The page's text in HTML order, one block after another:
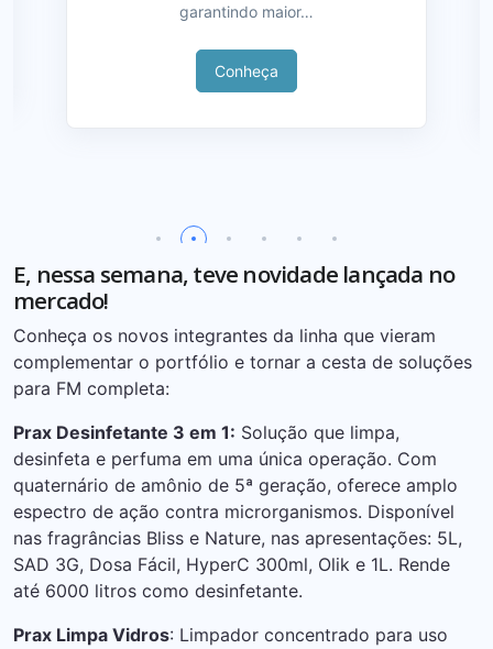
garantindo maior…
Conheça
E, nessa semana, teve novidade lançada no
mercado!
Conheça os novos integrantes da linha que vieram
complementar o portfólio e tornar a cesta de soluções
para FM completa:
Prax Desinfetante 3 em 1: Solução que limpa,
desinfeta e perfuma em uma única operação. Com
quaternário de amônio de 5ª geração, oferece amplo
espectro de ação contra microrganismos. Disponível
nas fragrâncias Bliss e Nature, nas apresentações: 5L,
SAD 3G, Dosa Fácil, HyperC 300ml, Olik e 1L. Rende
até 6000 litros como desinfetante.
Prax Limpa Vidros: Limpador concentrado para uso